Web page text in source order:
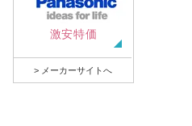
激安特価
> メーカーサイトへ